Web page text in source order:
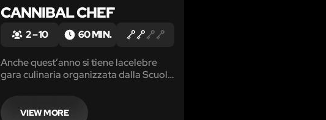
CANNIBAL CHEF
2 – 10 60 MIN.
Anche quest’anno si tiene lacelebre
gara culinaria organizzata dalla Scuola
VIEW MORE